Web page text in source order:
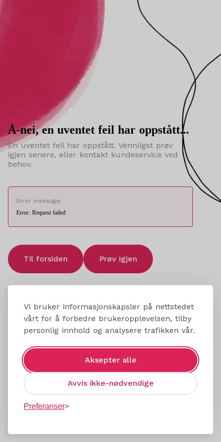
Vi bruker informasjonskapsler på nettstedet
vårt for å forbedre brukeropplevelsen, tilby
personlig innhold og analysere trafikken vår.
Aksepter alle
Avvis ikke-nødvendige
Preferanser
Å-nei, en uventet feil har oppstått...
En uventet feil har oppstått. Vennligst prøv
igjen senere, eller kontakt kundeservice ved
behov.
Error message:
Error: Request failed
Til forsiden Prøv igjen